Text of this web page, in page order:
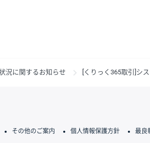
況に関するお知らせ [くりっく365取引]シ
その他のご案内 個人情報保護方針 最良